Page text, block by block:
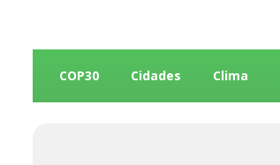
COP30 Cidades Clima